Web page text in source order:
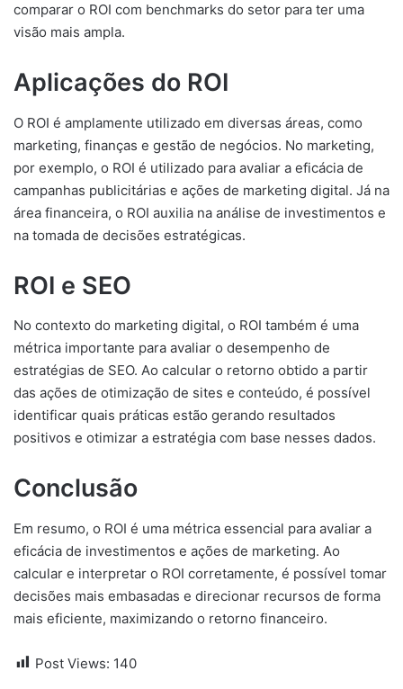
comparar o ROI com benchmarks do setor para ter uma
visão mais ampla.
Aplicações do ROI
O ROI é amplamente utilizado em diversas áreas, como
marketing, finanças e gestão de negócios. No marketing,
por exemplo, o ROI é utilizado para avaliar a eficácia de
campanhas publicitárias e ações de marketing digital. Já na
área financeira, o ROI auxilia na análise de investimentos e
na tomada de decisões estratégicas.
ROI e SEO
No contexto do marketing digital, o ROI também é uma
métrica importante para avaliar o desempenho de
estratégias de SEO. Ao calcular o retorno obtido a partir
das ações de otimização de sites e conteúdo, é possível
identificar quais práticas estão gerando resultados
positivos e otimizar a estratégia com base nesses dados.
Conclusão
Em resumo, o ROI é uma métrica essencial para avaliar a
eficácia de investimentos e ações de marketing. Ao
calcular e interpretar o ROI corretamente, é possível tomar
decisões mais embasadas e direcionar recursos de forma
mais eficiente, maximizando o retorno financeiro.
Post Views: 140